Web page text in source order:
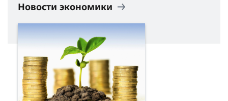
Новости экономики